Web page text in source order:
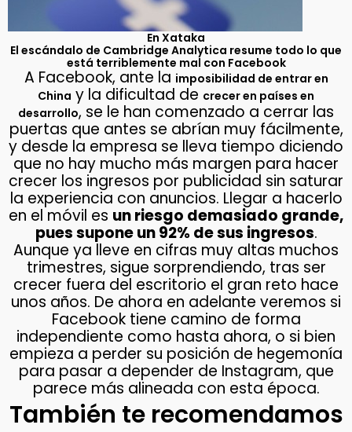
En Xataka
El escándalo de Cambridge Analytica resume todo lo que
está terriblemente mal con Facebook
A Facebook, ante la imposibilidad de entrar en
China y la dificultad de crecer en países en
desarrollo, se le han comenzado a cerrar las
puertas que antes se abrían muy fácilmente,
y desde la empresa se lleva tiempo diciendo
que no hay mucho más margen para hacer
crecer los ingresos por publicidad sin saturar
la experiencia con anuncios. Llegar a hacerlo
en el móvil es un riesgo demasiado grande,
pues supone un 92% de sus ingresos.
Aunque ya lleve en cifras muy altas muchos
trimestres, sigue sorprendiendo, tras ser
crecer fuera del escritorio el gran reto hace
unos años. De ahora en adelante veremos si
Facebook tiene camino de forma
independiente como hasta ahora, o si bien
empieza a perder su posición de hegemonía
para pasar a depender de Instagram, que
parece más alineada con esta época.
También te recomendamos